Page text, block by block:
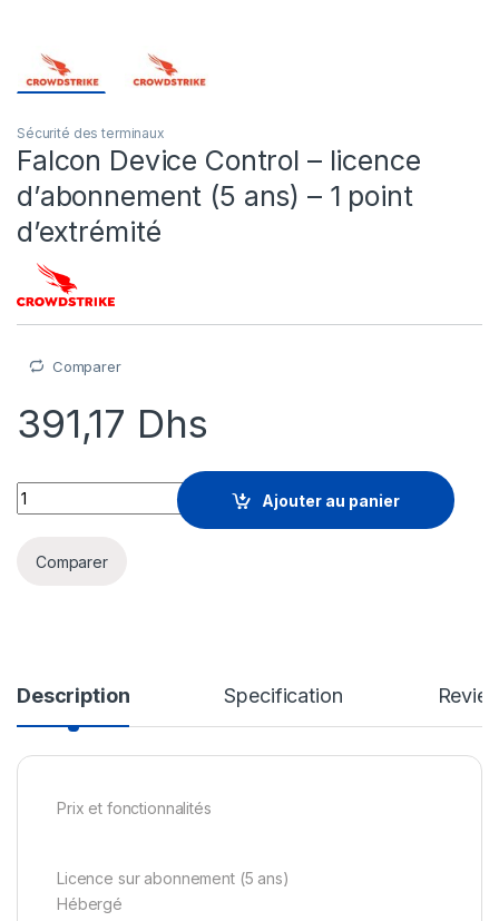
Sécurité des terminaux
Falcon Device Control – licence
d’abonnement (5 ans) – 1 point
d’extrémité
Comparer
391,17 Dhs
Falcon Device Control - licence d'abonnement (5 ans) - 1
Ajouter au panier
Comparer
Description Specification
Prix et fonctionnalités
Licence sur abonnement (5 ans)
Hébergé